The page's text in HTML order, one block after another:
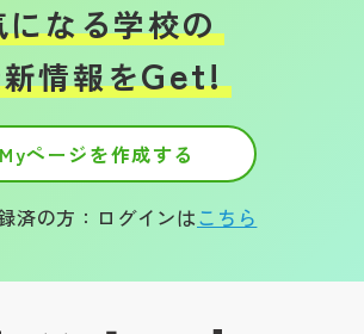
になる学校の
情報をGet!
Myページを作成する
済の方：ログインはこちら